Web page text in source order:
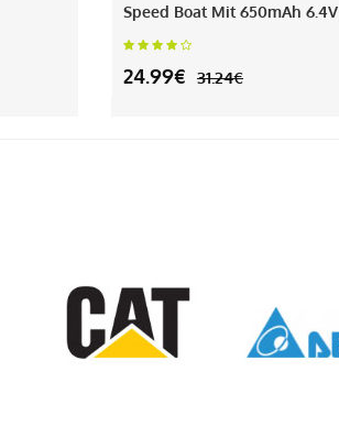
Speed Boat Mit 650mAh 6.4V
24.99€ 31.24€